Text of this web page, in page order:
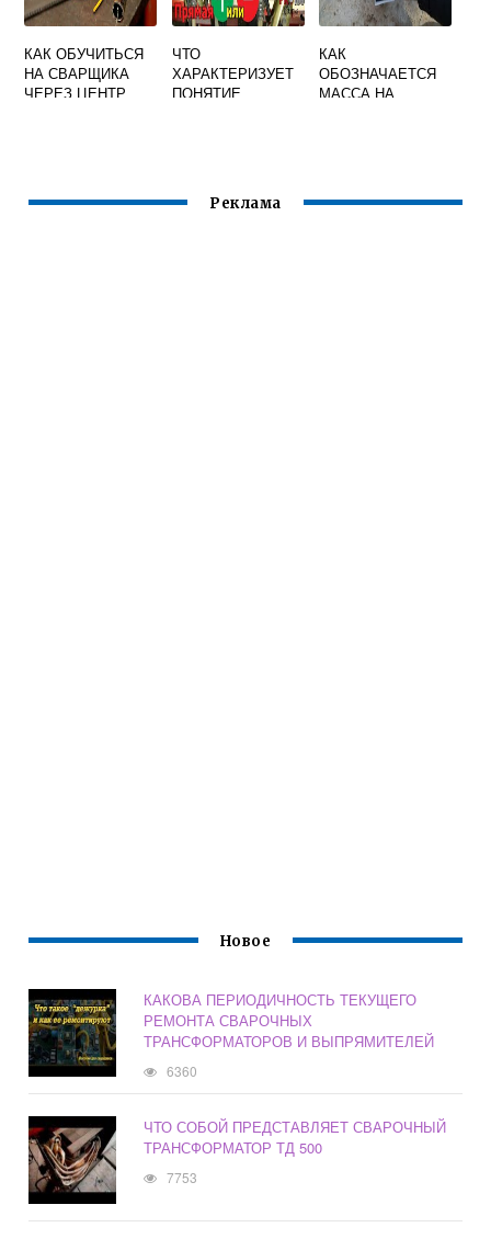
КАК ОБУЧИТЬСЯ
НА СВАРЩИКА
ЧЕРЕЗ ЦЕНТР
ЧТО
ХАРАКТЕРИЗУЕТ
ПОНЯТИЕ
КАК
ОБОЗНАЧАЕТСЯ
МАССА НА
Реклама
Новое
КАКОВА ПЕРИОДИЧНОСТЬ ТЕКУЩЕГО
РЕМОНТА СВАРОЧНЫХ
ТРАНСФОРМАТОРОВ И ВЫПРЯМИТЕЛЕЙ
6360
ЧТО СОБОЙ ПРЕДСТАВЛЯЕТ СВАРОЧНЫЙ
ТРАНСФОРМАТОР ТД 500
7753